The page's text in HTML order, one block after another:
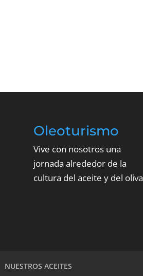
Oleoturismo
Vive con nosotros una
jornada alrededor de la
cultura del aceite y del oliva
NUESTROS ACEITES